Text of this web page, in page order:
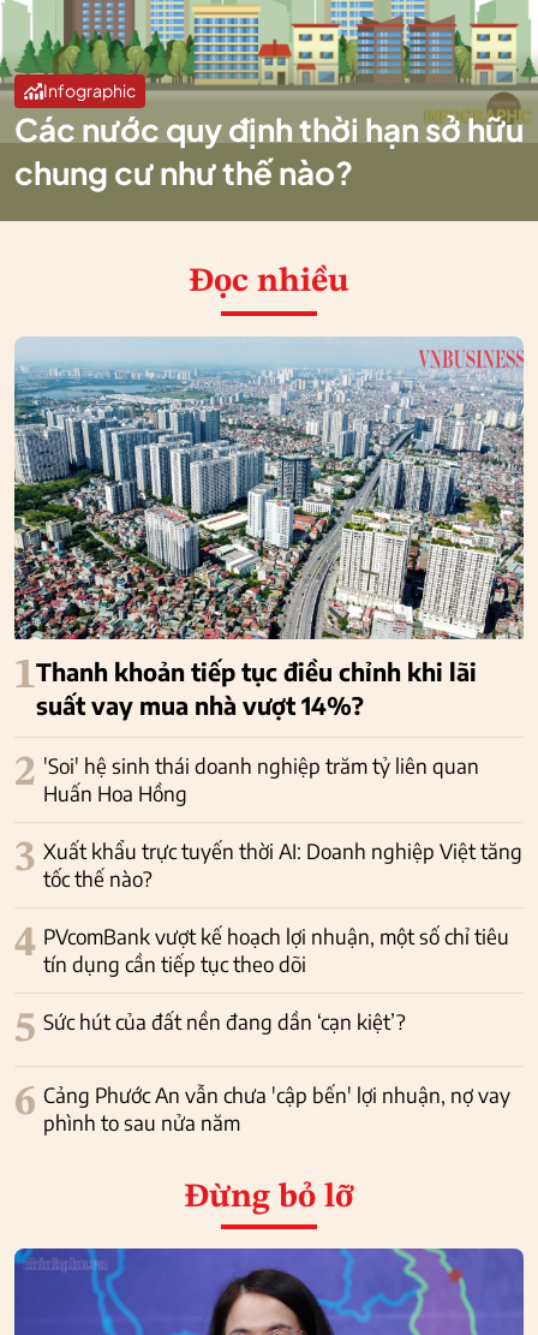
Infographic
Các nước quy định thời hạn sở hữu
chung cư như thế nào?
Đọc nhiều
1Thanh khoản tiếp tục điều chỉnh khi lãi
suất vay mua nhà vượt 14%?
2 'Soi' hệ sinh thái doanh nghiệp trăm tỷ liên quan
Huấn Hoa Hồng
3 Xuất khẩu trực tuyến thời AI: Doanh nghiệp Việt tăng
tốc thế nào?
4 PVcomBank vượt kế hoạch lợi nhuận, một số chỉ tiêu
tín dụng cần tiếp tục theo dõi
5 Sức hút của đất nền đang dần ‘cạn kiệt’?
6 Cảng Phước An vẫn chưa 'cập bến' lợi nhuận, nợ vay
phình to sau nửa năm
Đừng bỏ lỡ